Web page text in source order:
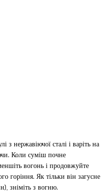
з нержавіючої сталі і варіть на
Коли суміш почне
вогонь і продовжуйте
горіння. Як тільки він загусне
зніміть з вогню.